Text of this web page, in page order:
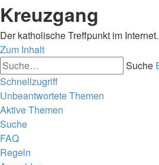
Kreuzgang
Der katholische Treffpunkt im Internet.
Zum Inhalt
Suche
Schnellzugriff
Unbeantwortete Themen
Aktive Themen
Suche
FAQ
Regeln